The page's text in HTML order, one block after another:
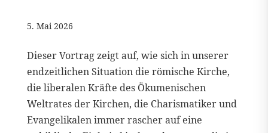
5. Mai 2026
Dieser Vortrag zeigt auf, wie sich in unserer
endzeitlichen Situation die römische Kirche,
die liberalen Kräfte des Ökumenischen
Weltrates der Kirchen, die Charismatiker und
Evangelikalen immer rascher auf eine